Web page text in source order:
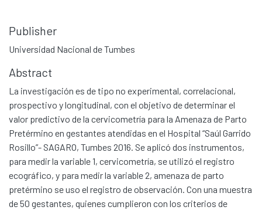
Publisher
Universidad Nacional de Tumbes
Abstract
La investigación es de tipo no experimental, correlacional,
prospectivo y longitudinal, con el objetivo de determinar el
valor predictivo de la cervicometría para la Amenaza de Parto
Pretérmino en gestantes atendidas en el Hospital “Saúl Garrido
Rosillo”- SAGARO, Tumbes 2016. Se aplicó dos instrumentos,
para medir la variable 1, cervicometría, se utilizó el registro
ecográfico, y para medir la variable 2, amenaza de parto
pretérmino se uso el registro de observación. Con una muestra
de 50 gestantes, quienes cumplieron con los criterios de